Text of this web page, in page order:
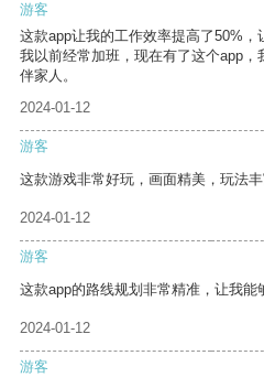
游客
这款app让我的工作效率提高了50%，
我以前经常加班，现在有了这个app
伴家人。
2024-01-12
游客
这款游戏非常好玩，画面精美，玩法丰
2024-01-12
游客
这款app的路线规划非常精准，让我能
2024-01-12
游客